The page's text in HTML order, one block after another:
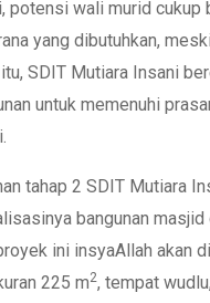
potensi wali murid cukup
yang dibutuhkan,
SDIT Mutiara Insani
untuk memenuhi
tahap 2 SDIT Mutiara
bangunan masjid
ini insyaAllah akan
225 m2, tempat